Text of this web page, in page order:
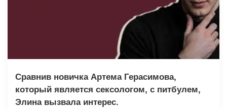
Сравнив новичка Артема Герасимова,
который является сексологом, с питбулем,
Элина вызвала интерес.